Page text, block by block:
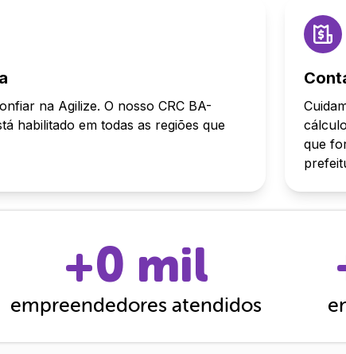
na Agilize. O nosso CRC BA-
habilitado em todas as regiões que
que
+0 mil
empreendedores atendidos